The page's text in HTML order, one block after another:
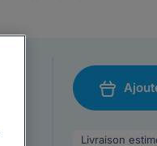
Livraison